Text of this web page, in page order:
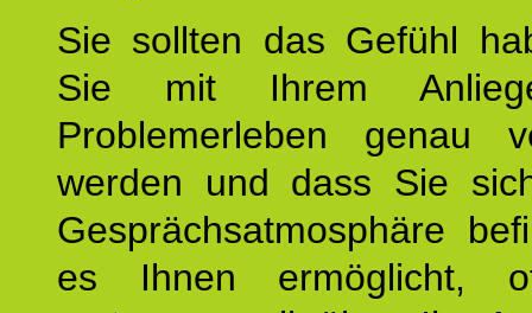
Sie sollten das Gefühl
Sie mit Ihrem
Problemerleben genau
werden und dass Sie
Gesprächsatmosphäre
es Ihnen ermöglicht,